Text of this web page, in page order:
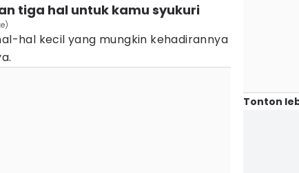
tiga hal untuk kamu syukuri
hal kecil yang mungkin kehadirannya
Tonton